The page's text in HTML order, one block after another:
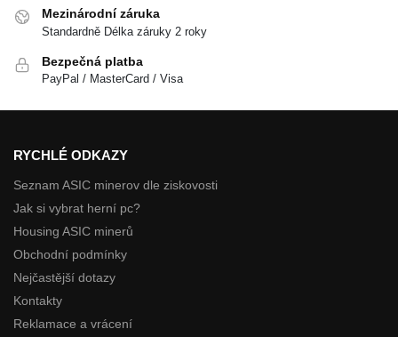
Mezinárodní záruka
Standardně Délka záruky 2 roky
Bezpečná platba
PayPal / MasterCard / Visa
RYCHLÉ ODKAZY
Seznam ASIC minerov dle ziskovosti
Jak si vybrat herní pc?
Housing ASIC minerů
Obchodní podmínky
Nejčastější dotazy
Kontakty
Reklamace a vrácení